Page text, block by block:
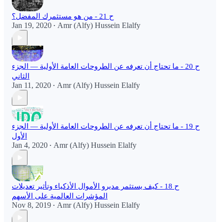
ح 21 - من هو مستثمرك المفضل؟
Jan 19, 2020 • Amr (Alfy) Hussein Elalfy
ح 20 - ما تحتاج أن تعرفه عن الطروحات العامة الأولية — الجزء
الثاني
Jan 11, 2020 • Amr (Alfy) Hussein Elalfy
ح 19 - ما تحتاج أن تعرفه عن الطروحات العامة الأولية — الجزء
الأول
Jan 4, 2020 • Amr (Alfy) Hussein Elalfy
ح 18 - كيف يستثمر مديرو الأموال الأذكياء وتأثير تعديلات
المؤشرات العالمية على الأسهم
Nov 8, 2019 • Amr (Alfy) Hussein Elalfy